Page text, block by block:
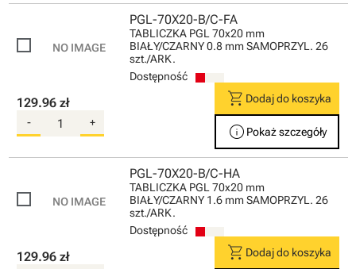
PGL-70X20-B/C-FA
TABLICZKA PGL 70x20 mm
BIAŁY/CZARNY 0.8 mm SAMOPRZYL. 26
szt./ARK.
Dostępność
129.96 zł
- +
shopping_cart Dodaj do koszyka
info Pokaż szczegóły
PGL-70X20-B/C-HA
TABLICZKA PGL 70x20 mm
BIAŁY/CZARNY 1.6 mm SAMOPRZYL. 26
szt./ARK.
Dostępność
129.96 zł shopping_cart Dodaj do koszyka